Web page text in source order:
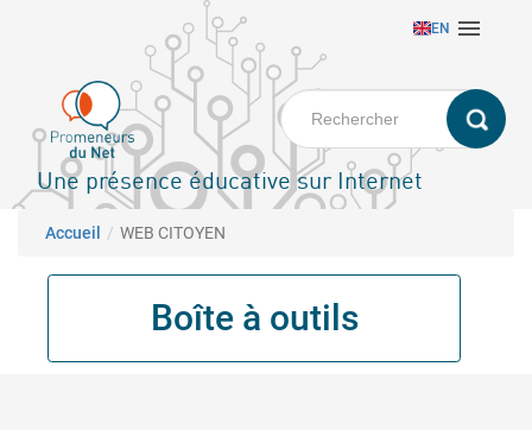
principal
EN 
Une présence éducative sur Internet
Fil d'Ariane
Accueil WEB CITOYEN
Boîte à outils